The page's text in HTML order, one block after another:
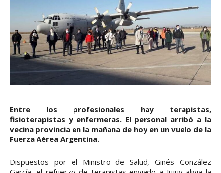
Entre los profesionales hay terapistas,
fisioterapistas y enfermeras. El personal arribó a la
vecina provincia en la mañana de hoy en un vuelo de la
Fuerza Aérea Argentina.
Dispuestos por el Ministro de Salud, Ginés González